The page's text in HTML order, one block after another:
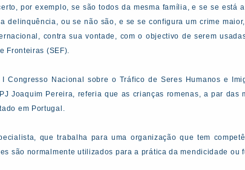
por exemplo, se são todos da mesma família, e se se está
delinquência, ou se não são, e se se configura um crime
contra sua vontade, com o objectivo de serem
Fronteiras (SEF).
Congresso Nacional sobre o Tráfico de Seres Humanos e
Joaquim Pereira, referia que as crianças romenas, a par
em Portugal.
que trabalha para uma organização que tem
são normalmente utilizados para a prática da mendicidade ou